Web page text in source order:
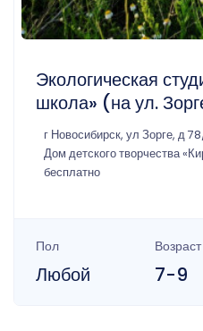
Экологическая
школа» (на ул.
г Новосибирск, ул Зорге, д
Дом детского творчества
бесплатно
Пол
Любой
Возраст
7-9